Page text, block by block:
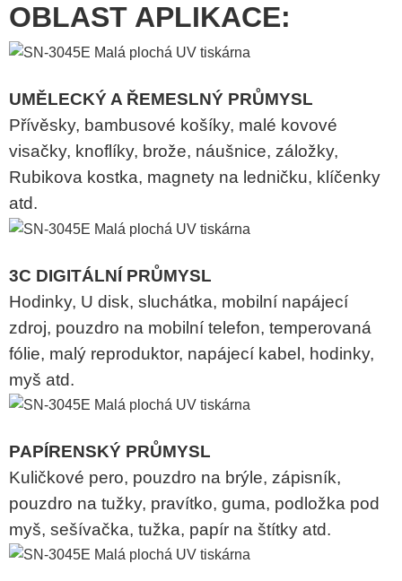
OBLAST APLIKACE:
UMĚLECKÝ A ŘEMESLNÝ PRŮMYSL
Přívěsky, bambusové košíky, malé kovové
visačky, knoflíky, brože, náušnice, záložky,
Rubikova kostka, magnety na ledničku, klíčenky
atd.
3C DIGITÁLNÍ PRŮMYSL
Hodinky, U disk, sluchátka, mobilní napájecí
zdroj, pouzdro na mobilní telefon, temperovaná
fólie, malý reproduktor, napájecí kabel, hodinky,
myš atd.
PAPÍRENSKÝ PRŮMYSL
Kuličkové pero, pouzdro na brýle, zápisník,
pouzdro na tužky, pravítko, guma, podložka pod
myš, sešívačka, tužka, papír na štítky atd.